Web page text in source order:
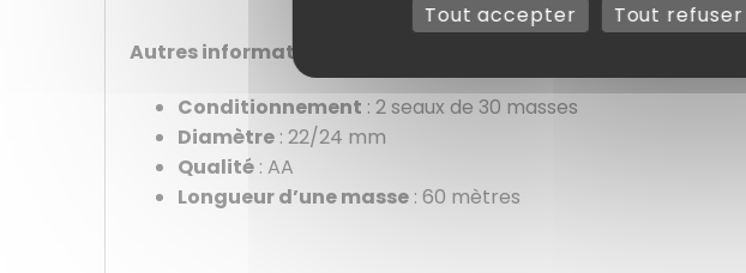
Autres informations :
Conditionnement : 2 seaux de 30 masses
Diamètre : 22/24 mm
Qualité : AA
Longueur d’une masse : 60 mètres
Tout accepter Tout refuser